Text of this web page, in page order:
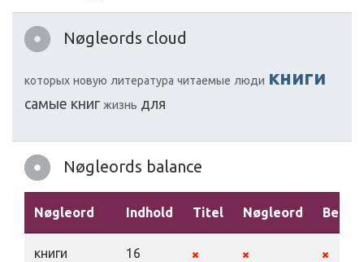
Nøgleords cloud
которых новую литература читаемые люди книги
самые книг жизнь для
Nøgleords balance
Nøgleord Indhold Titel Nøgleord
книги 16